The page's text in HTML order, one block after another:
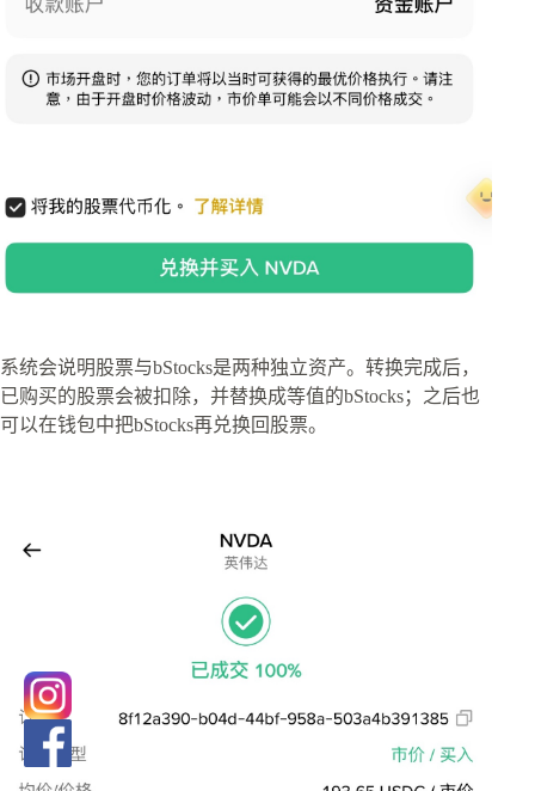
系统会说明股票与bStocks是两种独立资产。转换完成后，
已购买的股票会被扣除，并替换成等值的bStocks；之后也
可以在钱包中把bStocks再兑换回股票。